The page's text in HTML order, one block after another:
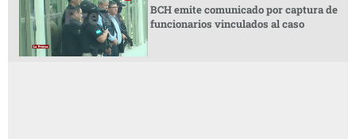
BCH emite comunicado por captura de
funcionarios vinculados al caso